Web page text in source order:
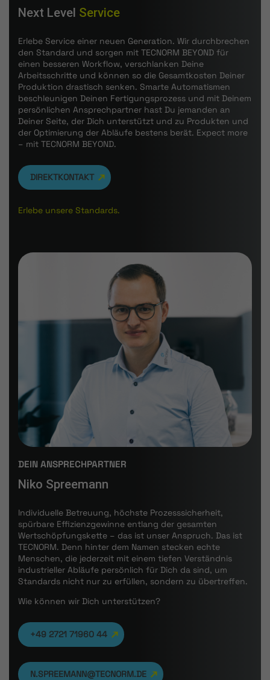
Next Level Service
Erlebe Service einer neuen Generation. Wir durchbrechen
den Standard und sorgen mit TECNORM BEYOND für
einen besseren Workflow, verschlanken Deine
Arbeitsschritte und können so die Gesamtkosten Deiner
Produktion drastisch senken. Smarte Automatismen
beschleunigen Deinen Fertigungsprozess und mit Deinem
persönlichen Ansprechpartner hast Du jemanden an
Deiner Seite, der Dich unterstützt und zu Produkten und
der Optimierung der Abläufe bestens berät. Expect more
– mit TECNORM BEYOND.
DIREKTKONTAKT
Erlebe unsere Standards.
DEIN ANSPRECHPARTNER
Niko Spreemann
Individuelle Betreuung, höchste Prozesssicherheit,
spürbare Effizienzgewinne entlang der gesamten
Wertschöpfungskette – das ist unser Anspruch. Das ist
TECNORM. Denn hinter dem Namen stecken echte
Menschen, die jederzeit mit einem tiefen Verständnis
industrieller Abläufe persönlich für Dich da sind, um
Standards nicht nur zu erfüllen, sondern zu übertreffen.
Wie können wir Dich unterstützen?
+49 2721 71960 44
N.SPREEMANN@TECNORM.DE